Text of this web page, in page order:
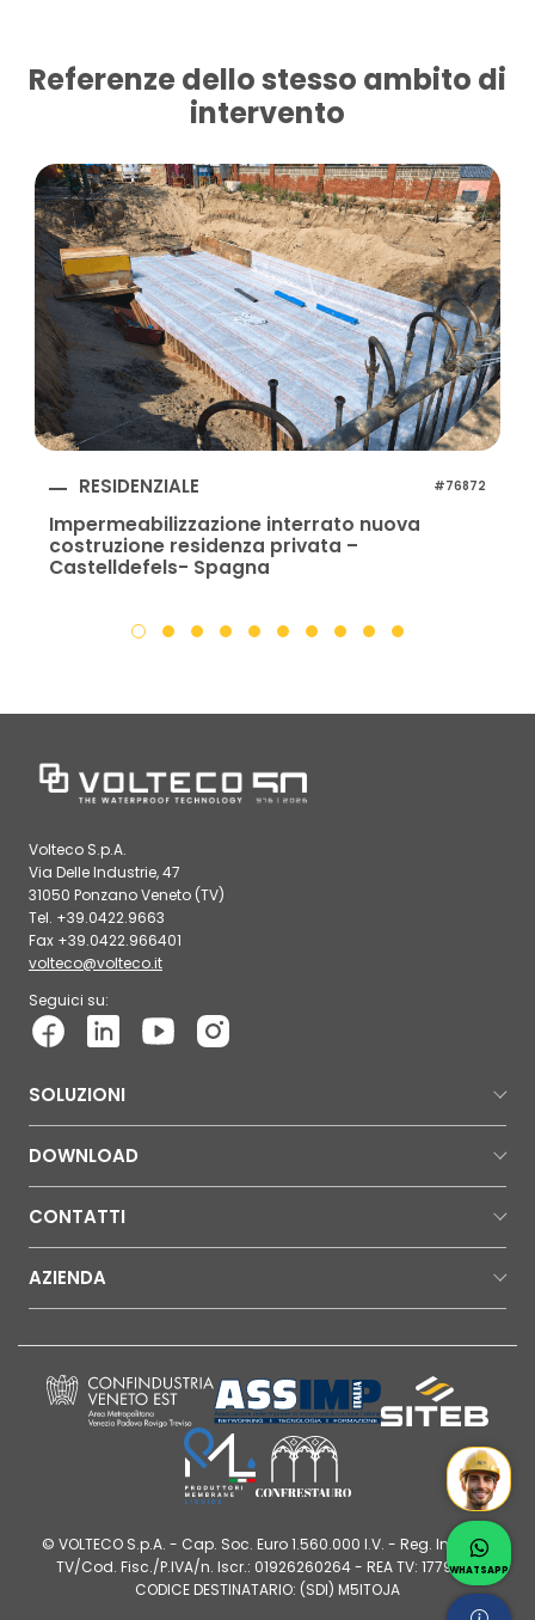
Referenze dello stesso ambito di
intervento
RESIDENZIALE #76872
Impermeabilizzazione interrato nuova
costruzione residenza privata –
Castelldefels- Spagna
Volteco S.p.A.
Via Delle Industrie, 47
31050 Ponzano Veneto (TV)
Tel. +39.0422.9663
Fax +39.0422.966401
volteco@volteco.it
Seguici su:
SOLUZIONI
DOWNLOAD
CONTATTI
AZIENDA
© VOLTECO S.p.A. - Cap. Soc. Euro 1.560.000 I.V. - Reg. Imprese
TV/Cod. Fisc./P.IVA/n. Iscr.: 01926260264 - REA TV: 177980 |
CODICE DESTINATARIO: (SDI) M5ITOJA
Mr
WHATSAPP